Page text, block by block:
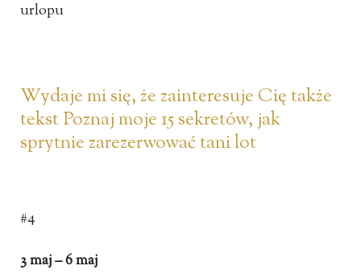
urlopu
Wydaje mi się, że zainteresuje Cię także
tekst Poznaj moje 15 sekretów, jak
sprytnie zarezerwować tani lot
#4
3 maj – 6 maj